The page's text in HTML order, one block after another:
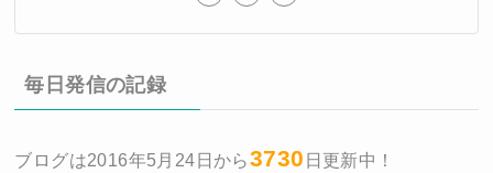
毎日発信の記録
ブログは2016年5月24日から3730 日更新中！